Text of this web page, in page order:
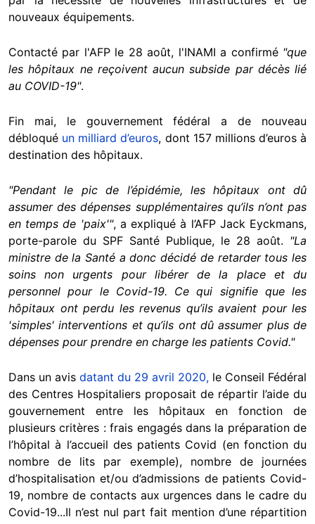
nouveaux équipements.
Contacté par l'AFP le 28 août, l'INAMI a confirmé "que
les hôpitaux ne reçoivent aucun subside par décès lié
au COVID-19".
Fin mai, le gouvernement fédéral a de nouveau
débloqué un milliard d’euros, dont 157 millions d’euros à
destination des hôpitaux.
"Pendant le pic de l’épidémie, les hôpitaux ont dû
assumer des dépenses supplémentaires qu’ils n’ont pas
en temps de 'paix'", a expliqué à l’AFP Jack Eyckmans,
porte-parole du SPF Santé Publique, le 28 août. "La
ministre de la Santé a donc décidé de retarder tous les
soins non urgents pour libérer de la place et du
personnel pour le Covid-19. Ce qui signifie que les
hôpitaux ont perdu les revenus qu’ils avaient pour les
'simples' interventions et qu’ils ont dû assumer plus de
dépenses pour prendre en charge les patients Covid."
Dans un avis datant du 29 avril 2020, le Conseil Fédéral
des Centres Hospitaliers proposait de répartir l’aide du
gouvernement entre les hôpitaux en fonction de
plusieurs critères : frais engagés dans la préparation de
l’hôpital à l’accueil des patients Covid (en fonction du
nombre de lits par exemple), nombre de journées
d’hospitalisation et/ou d’admissions de patients Covid-
19, nombre de contacts aux urgences dans le cadre du
Covid-19...Il n’est nul part fait mention d’une répartition